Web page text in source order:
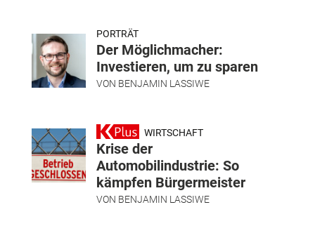
PORTRÄT
Der Möglichmacher:
Investieren, um zu sparen
VON BENJAMIN LASSIWE
WIRTSCHAFT
Krise der
Automobilindustrie: So
kämpfen Bürgermeister
VON BENJAMIN LASSIWE